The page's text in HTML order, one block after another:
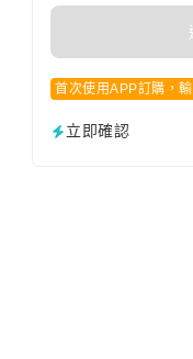
首次使用APP訂購，
立即確認